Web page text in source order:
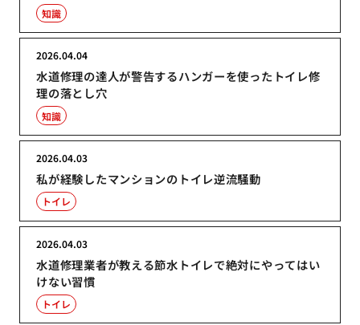
知識
水道修理の達人が警告するハンガーを使ったトイレ修
理の落とし穴
2026.04.04
知識
私が経験したマンションのトイレ逆流騒動
2026.04.03
トイレ
水道修理業者が教える節水トイレで絶対にやってはい
けない習慣
2026.04.03
トイレ